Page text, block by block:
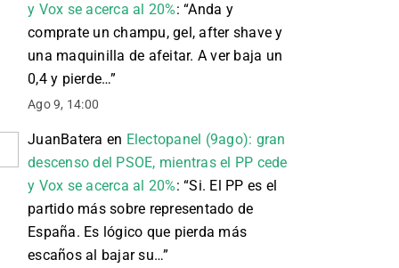
y Vox se acerca al 20%: “Anda y
comprate un champu, gel, after shave y
una maquinilla de afeitar. A ver baja un
0,4 y pierde…”
Ago 9, 14:00
JuanBatera en Electopanel (9ago): gran
descenso del PSOE, mientras el PP cede
y Vox se acerca al 20%: “Si. El PP es el
partido más sobre representado de
España. Es lógico que pierda más
escaños al bajar su…”